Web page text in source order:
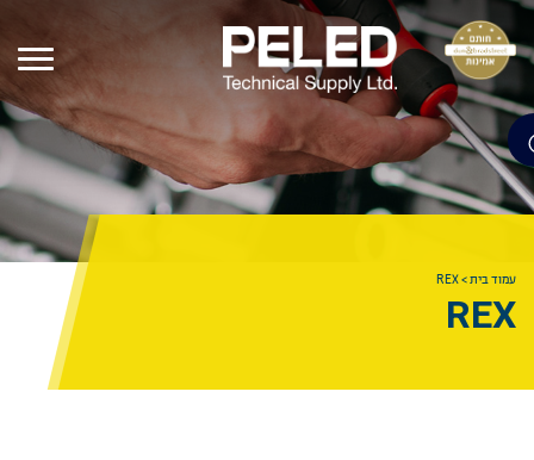
עמוד בית>
REX
REX